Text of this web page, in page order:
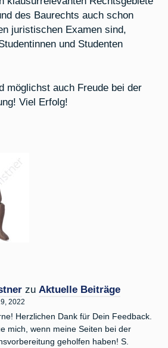
des Baurechts auch schon
juristischen Examen sind,
und Studenten
möglichst auch Freude bei der
Viel Erfolg!
zu Aktuelle Beiträge
2022
Herzlichen Dank für Dein Feedback.
mich, wenn meine Seiten bei der
geholfen haben! S.